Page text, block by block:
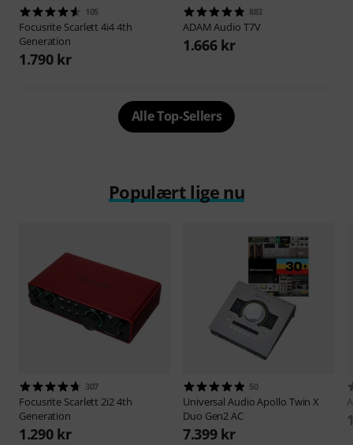
105
Focusrite Scarlett 4i4 4th
Generation
1.790 kr
883
ADAM Audio T7V
1.666 kr
Alle Top-Sellers
Populært lige nu
307
Focusrite Scarlett 2i2 4th
Generation
1.290 kr
50
Universal AudioApollo Twin X
Duo Gen2 AC
7.399 kr